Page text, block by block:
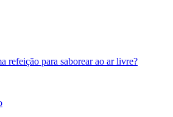
refeição para saborear ao ar livre?